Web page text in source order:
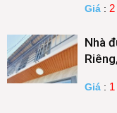
Giá :
Nhà
Giá :